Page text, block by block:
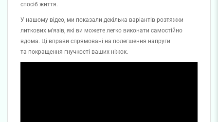
спосіб життя.
У нашому відео, ми показали декілька варіантів розтяжки
литкових м'язів, які ви можете легко виконати самостійно
вдома. Ці вправи спрямовані на полегшення напруги
та покращення гнучкості ваших ніжок.